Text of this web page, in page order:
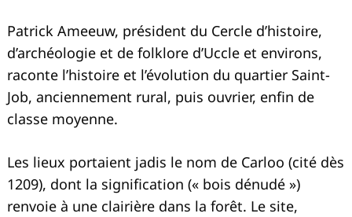
Patrick Ameeuw, président du Cercle d’histoire,
d’archéologie et de folklore d’Uccle et environs,
raconte l’histoire et l’évolution du quartier Saint-
Job, anciennement rural, puis ouvrier, enfin de
classe moyenne.
Les lieux portaient jadis le nom de Carloo (cité dès
1209), dont la signification (« bois dénudé »)
renvoie à une clairière dans la forêt. Le site,